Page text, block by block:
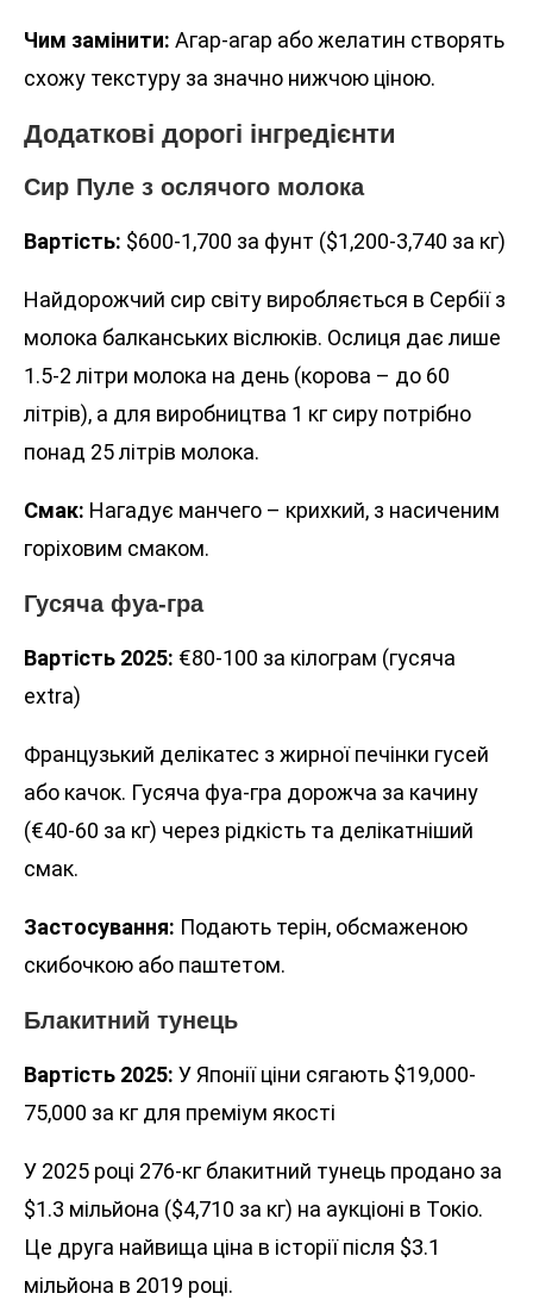
Чим замінити: Агар-агар або желатин створять
схожу текстуру за значно нижчою ціною.
Додаткові дорогі інгредієнти
Сир Пуле з ослячого молока
Вартість: $600-1,700 за фунт ($1,200-3,740 за кг)
Найдорожчий сир світу виробляється в Сербії з
молока балканських віслюків. Ослиця дає лише
1.5-2 літри молока на день (корова – до 60
літрів), а для виробництва 1 кг сиру потрібно
понад 25 літрів молока.
Смак: Нагадує манчего – крихкий, з насиченим
горіховим смаком.
Гусяча фуа-гра
Вартість 2025: €80-100 за кілограм (гусяча
extra)
Французький делікатес з жирної печінки гусей
або качок. Гусяча фуа-гра дорожча за качину
(€40-60 за кг) через рідкість та делікатніший
смак.
Застосування: Подають терін, обсмаженою
скибочкою або паштетом.
Блакитний тунець
Вартість 2025: У Японії ціни сягають $19,000-
75,000 за кг для преміум якості
У 2025 році 276-кг блакитний тунець продано за
$1.3 мільйона ($4,710 за кг) на аукціоні в Токіо.
Це друга найвища ціна в історії після $3.1
мільйона в 2019 році.